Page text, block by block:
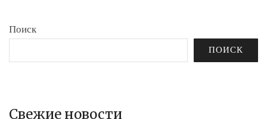
Поиск
ПОИСК
Свежие новости